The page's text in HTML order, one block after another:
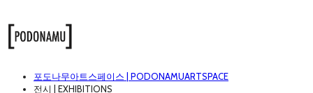
포도나무아트스페이스 | PODONAMUARTSPACE
전시 | EXHIBITIONS